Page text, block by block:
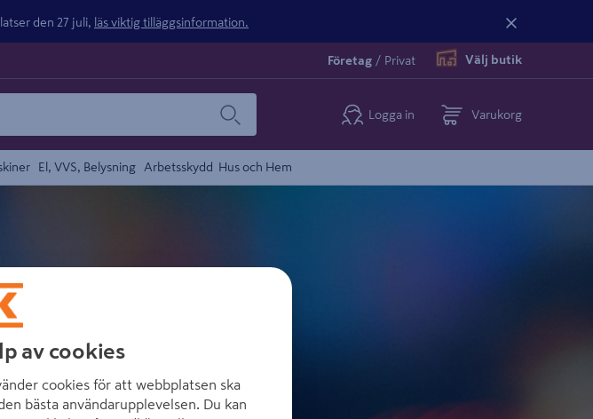
den 27 juli, läs viktig tilläggsinformation.
Företag / Privat Välj butik
Logga in Varukorg
El, VVS, Belysning Arbetsskydd Hus och Hem
av cookies
cookies för att webbplatsen ska
bästa användarupplevelsen. Du kan